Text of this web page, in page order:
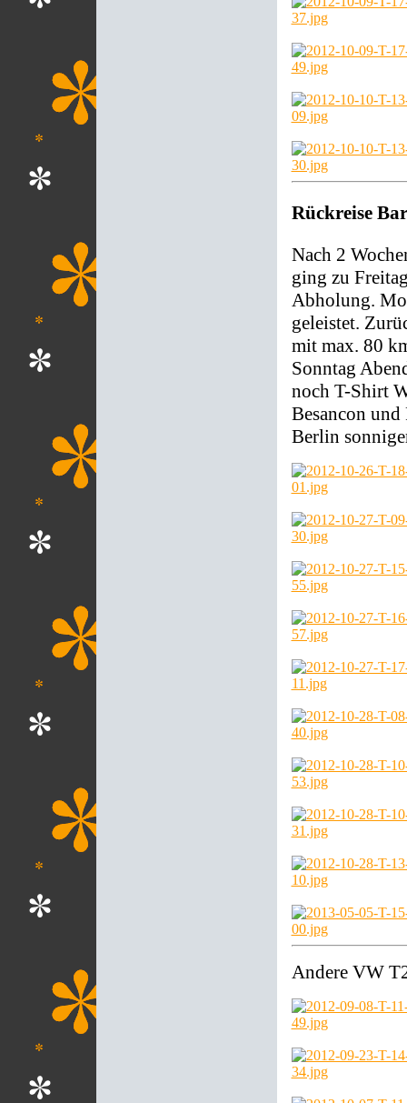
Rückreise
Nach 2
ging zu
Abholung.
geleistet.
mit max. 80
Sonntag
noch T-Shirt
Besancon
Berlin
Andere VW